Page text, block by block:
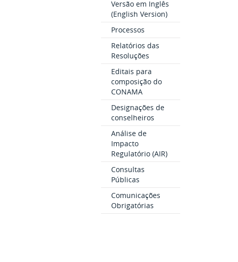
Versão em Inglês
(English Version)
Processos
Relatórios das
Resoluções
Editais para
composição do
CONAMA
Designações de
conselheiros
Análise de
Impacto
Regulatório (AIR)
Consultas
Públicas
Comunicações
Obrigatórias